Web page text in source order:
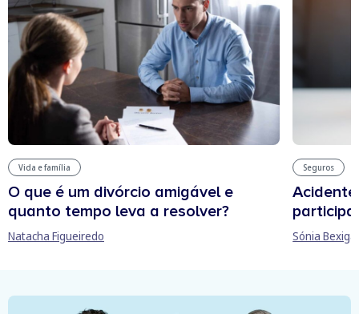
Vida e família
O que é um divórcio amigável e
quanto tempo leva a resolver?
Natacha Figueiredo
Seguros
Sónia Bexiga